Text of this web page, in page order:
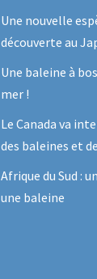
Une nouvelle
découverte au
Une baleine à
mer !
Le Canada va
des baleines et
Afrique du Sud :
une baleine